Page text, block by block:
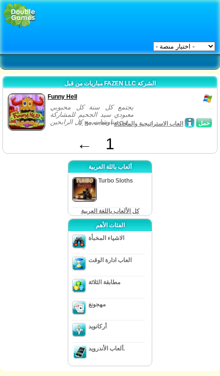
مباريات من قبل FAZEN LLC الشركة
Funny Hell
يجتمع كل سنة كل محبوبي
معبودي سيد الجحيم للمشاركة
في مناوشات مع كل الرابحين...
حمل 1, November /العاب الاستراتيجية والمحاكاة
← 1
ألعاب باللة العربية
Turbo Sloths
كل الألعاب باللغة العربية
الفئات الأهم
الاشياء المخبأة
العاب ادارة الوقت
مطابقة الثلاثة
مهجونغ
أركانويد
ألعاب الأندرويد.